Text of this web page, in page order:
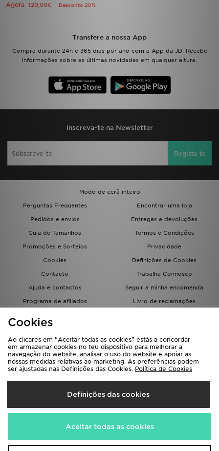
Agora 120,00€ Desconto 20%
Transfere a nossa App
Compra durante 24h e 365 dias por ano com a App da JD. Recebe
informações sobre as últimas novidades em qualquer altura.
Inscreva-te na Newsletter
Regista-te
Modo de ecrã inteiro
Perguntas Frequentes
Encontrar uma loja
Pedidos e envios
Entregas e devoluções
Guia de Tamanhos
Termos e Condições
Promoções e Sorteios
Privacidade
Cookies
Definições de Cookies
Contacto
Trabalha Connosco
Ajuda e contactos
Seguir a minha encomenda
Programa de afiliados
Livro de reclamações
Seleciona O País
Portugal
Aceitamos os seguintes métodos de pagamento
Cookies
Ao clicares em "Aceitar todas as cookies" estás a concordar
em armazenar cookies no teu dispositivo para melhorar a
navegação do website, analisar o uso do website e apoiar as
nossas medidas relativas ao marketing. As preferências podem
ser ajustadas nas Definições das Cookies. Política de Cookies
Definições das cookies
Aceitar todas as cookies